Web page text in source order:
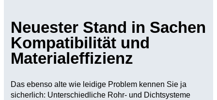
Neuester Stand in Sachen
Kompatibilität und
Materialeffizienz
Das ebenso alte wie leidige Problem kennen Sie ja
sicherlich: Unterschiedliche Rohr- und Dichtsysteme